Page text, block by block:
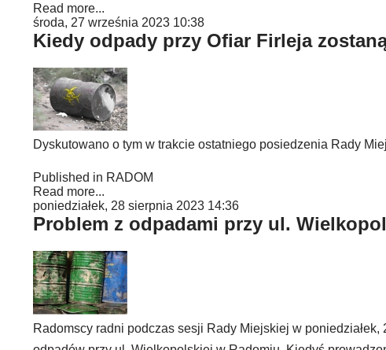
Read more...
środa, 27 września 2023 10:38
Kiedy odpady przy Ofiar Firleja
Dyskutowano o tym w trakcie ostatniego posiedzenia Rady
Published in RADOM
Read more...
poniedziałek, 28 sierpnia 2023 14:36
Problem z odpadami przy ul.
Radomscy radni podczas sesji Rady Miejskiej w